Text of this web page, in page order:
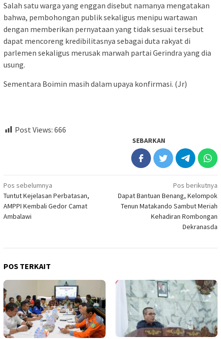
Salah satu warga yang enggan disebut namanya mengatakan
bahwa, pembohongan publik sekaligus menipu wartawan
dengan memberikan pernyataan yang tidak sesuai tersebut
dapat mencoreng kredibilitasnya sebagai duta rakyat di
parlemen sekaligus merusak marwah partai Gerindra yang dia
usung.
Sementara Boimin masih dalam upaya konfirmasi. (Jr)
Post Views: 666
SEBARKAN
Navigasi
pos
Pos sebelumnya
Tuntut Kejelasan Perbatasan,
AMPPI Kembali Gedor Camat
Ambalawi
Pos berikutnya
Dapat Bantuan Benang, Kelompok
Tenun Matakando Sambut Meriah
Kehadiran Rombongan
Dekranasda
POS TERKAIT